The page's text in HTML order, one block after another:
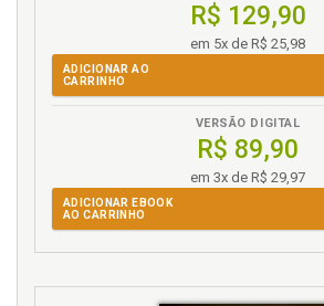
R$ 129,90
em 5x de R$ 25,98
ADICIONAR AO
CARRINHO
VERSÃO DIGITAL
R$ 89,90
em 3x de R$ 29,97
ADICIONAR EBOOK
AO CARRINHO